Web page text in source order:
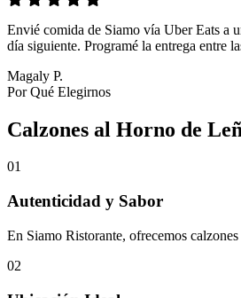
Envié comida de Siamo vía Uber Eats a
día siguiente. Programé la entrega entre
Magaly P.
Por Qué Elegirnos
Calzones al Horno de
01
Autenticidad y Sabor
En Siamo Ristorante, ofrecemos
02